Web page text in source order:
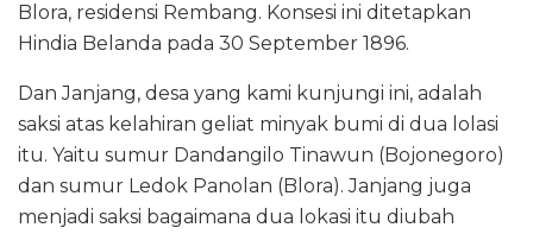
Blora, residensi Rembang. Konsesi ini ditetapkan
Hindia Belanda pada 30 September 1896.
Dan Janjang, desa yang kami kunjungi ini, adalah
saksi atas kelahiran geliat minyak bumi di dua lolasi
itu. Yaitu sumur Dandangilo Tinawun (Bojonegoro)
dan sumur Ledok Panolan (Blora). Janjang juga
menjadi saksi bagaimana dua lokasi itu diubah